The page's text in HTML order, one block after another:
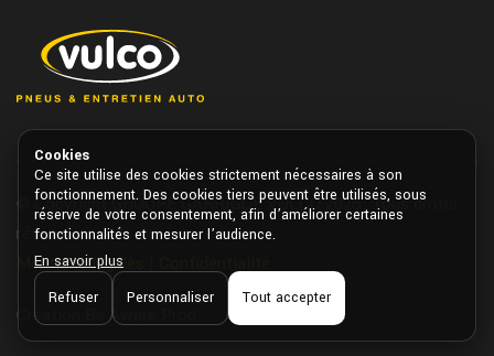
© Copyright GROUPE GARRIGUE VULCO 2026. Tous droits
réservés.
Mentions légales
Création Be Aware Prod
Cookies
Ce site utilise des cookies strictement nécessaires à son
fonctionnement. Des cookies tiers peuvent être utilisés, sous
réserve de votre consentement, afin d’améliorer certaines
fonctionnalités et mesurer l’audience.
En savoir plus
Refuser
Personnaliser Tout accepter